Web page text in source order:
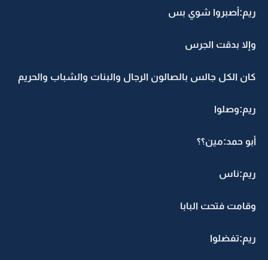
ريم:أصبروا شوي بس
وإلا بدقت الجرس
كان الكل جالس بالصالون الرجال والبنات والشباب والحريم
ريم:وصلوا
أبو حمد:مين؟؟
ريم:ناس
وقامت فتحت البابا
ريم:تفضلوا